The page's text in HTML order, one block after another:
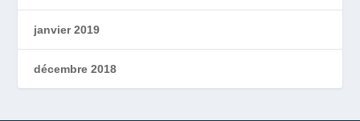
janvier 2019
décembre 2018